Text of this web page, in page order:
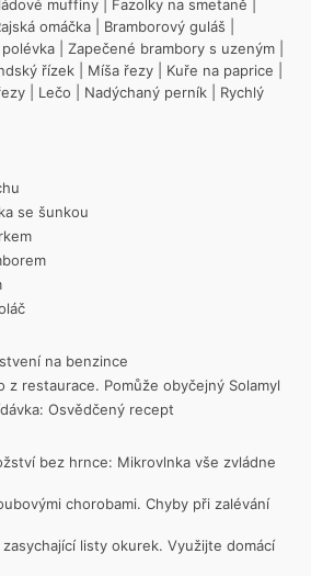
muffiny Fazolky na smetaně
omáčka Bramborový guláš
Zapečené brambory s uzeným
řízek Míša řezy Kuře na paprice
Lečo Nadýchaný perník
Rychlý
se šunkou
na benzince
z restaurace. Pomůže obyčejný Solamyl
Osvědčený recept
bez hrnce: Mikrovlnka vše zvládne
chorobami. Chyby při zalévání
listy okurek. Využijte domácí